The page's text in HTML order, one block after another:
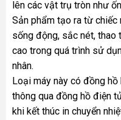
lên các vật trụ tròn như
Sản phẩm tạo ra từ chiếc
sống động, sắc nét, thao
cao trong quá trình sử
nhân.
Loại máy này có đồng
thông qua đồng hồ điện
khi kết thúc in chuyển